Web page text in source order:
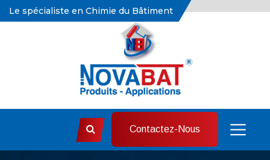
Le spécialiste en Chimie du Bâtiment
Contactez-Nous